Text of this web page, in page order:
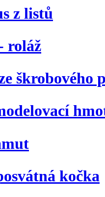
z listů
roláž
škrobového
kočka